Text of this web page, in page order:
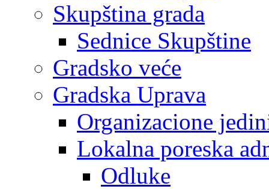
Skupština grada
Sednice Skupštine
Gradsko veće
Gradska Uprava
Organizacione
Lokalna poreska
Odluke